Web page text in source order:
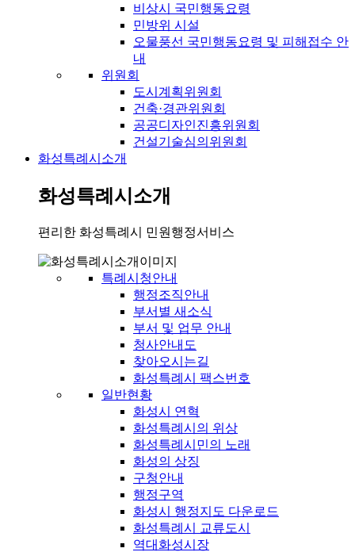
비상시 국민행동요령
민방위 시설
오물풍선 국민행동요령 및 피해접수 안
내
위원회
도시계획위원회
건축·경관위원회
공공디자인진흥위원회
건설기술심의위원회
화성특례시소개
화성특례시소개
편리한 화성특례시 민원행정서비스
특례시청안내
행정조직안내
부서별 새소식
부서 및 업무 안내
청사안내도
찾아오시는길
화성특례시 팩스번호
일반현황
화성시 연혁
화성특례시의 위상
화성특례시민의 노래
화성의 상징
구청안내
행정구역
화성시 행정지도 다운로드
화성특례시 교류도시
역대화성시장